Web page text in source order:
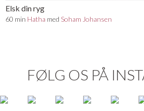
Elsk din ryg
60 min Hatha med Soham Johansen
FØLG OS PÅ